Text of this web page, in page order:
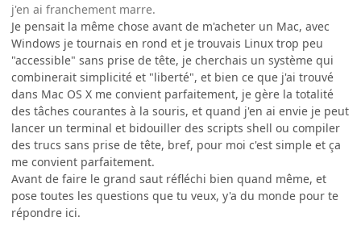
j'en ai franchement marre.
Je pensait la même chose avant de m'acheter un Mac, avec
Windows je tournais en rond et je trouvais Linux trop peu
"accessible" sans prise de tête, je cherchais un système qui
combinerait simplicité et "liberté", et bien ce que j'ai trouvé
dans Mac OS X me convient parfaitement, je gère la totalité
des tâches courantes à la souris, et quand j'en ai envie je peut
lancer un terminal et bidouiller des scripts shell ou compiler
des trucs sans prise de tête, bref, pour moi c'est simple et ça
me convient parfaitement.
Avant de faire le grand saut réfléchi bien quand même, et
pose toutes les questions que tu veux, y'a du monde pour te
répondre ici.